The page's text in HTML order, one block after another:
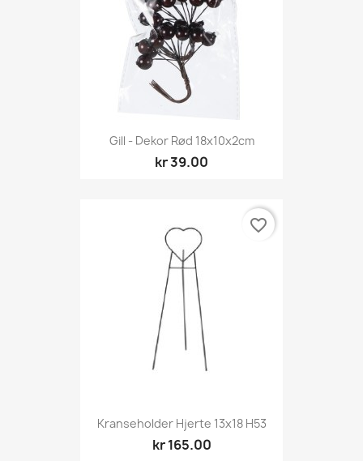
Gill - Dekor Rød 18x10x2cm
kr 39.00
Kranseholder Hjerte 13x18 H53
kr 165.00
favorite_border